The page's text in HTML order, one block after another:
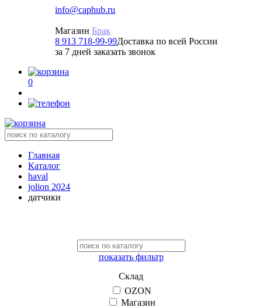
info@caphub.ru
Магазин Брак
8 913 718-99-99Доставка по всей России
за 7 дней заказать звонок
0
Главная
Каталог
haval
jolion 2024
датчики
показать фильтр
Склад
OZON
Магазин